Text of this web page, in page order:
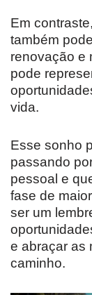
Em
também
renovação e
pode
vida.
Esse sonho
passando
pessoal e
fase de
ser um
e abraçar as
caminho.